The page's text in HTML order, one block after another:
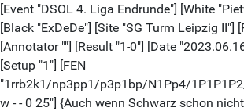
[Event "DSOL 4. Liga Endrunde"] [White
[Black "ExDeDe"] [Site "SG Turm Leipzig II"]
[Annotator ""] [Result "1-0"] [Date
[Setup "1"] [FEN
"1rrb2k1/np3pp1/p3p1bp/N1Pp4/
w - - 0 25"] {Auch wenn Schwarz schon